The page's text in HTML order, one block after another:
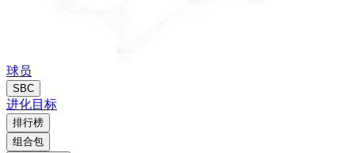
球员
SBC
进化目标
排行榜
组合包